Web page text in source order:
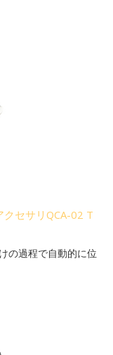
セサリQCA-02 T
の過程で自動的に位